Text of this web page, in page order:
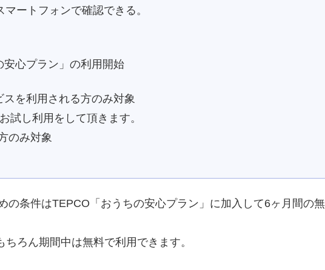
ートフォンで確認できる。
心プラン」の利用開始
を利用される方のみ対象
試し利用をして頂きます。
のみ対象
の条件はTEPCO「おうちの安心プラン」に加入して6ヶ月間の
ろん期間中は無料で利用できます。